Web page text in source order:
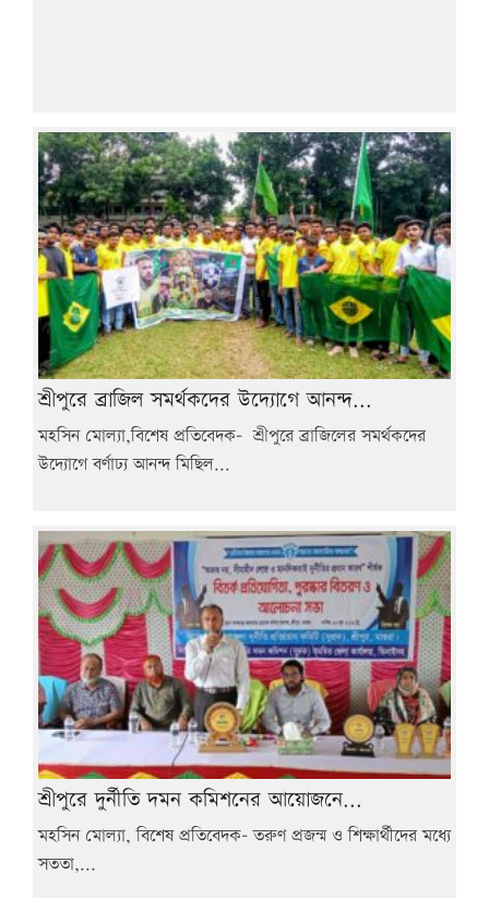
শ্রীপুরে ব্রাজিল সমর্থকদের উদ্যোগে আনন্দ...
মহসিন মোল্যা,বিশেষ প্রতিবেদক- শ্রীপুরে ব্রাজিলের সমর্থকদের
উদ্যোগে বর্ণাঢ্য আনন্দ মিছিল...
শ্রীপুরে দুর্নীতি দমন কমিশনের আয়োজনে...
মহসিন মোল্যা, বিশেষ প্রতিবেদক- তরুণ প্রজন্ম ও শিক্ষার্থীদের মধ্যে
সততা,...